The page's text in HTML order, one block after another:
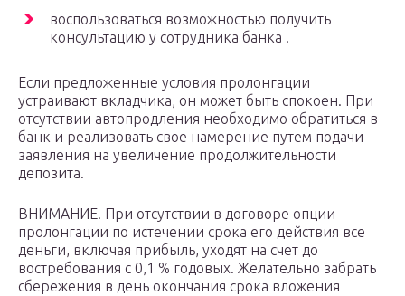
воспользоваться возможностью получить
консультацию у сотрудника банка .
Если предложенные условия пролонгации
устраивают вкладчика, он может быть спокоен. При
отсутствии автопродления необходимо обратиться в
банк и реализовать свое намерение путем подачи
заявления на увеличение продолжительности
депозита.
ВНИМАНИЕ! При отсутствии в договоре опции
пролонгации по истечении срока его действия все
деньги, включая прибыль, уходят на счет до
востребования с 0,1 % годовых. Желательно забрать
сбережения в день окончания срока вложения